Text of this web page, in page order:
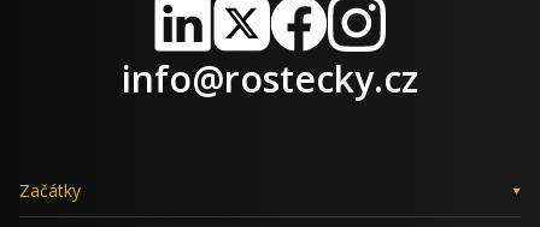
LinkedIn
X FacebookInstagram
info@rostecky.cz
Začátky